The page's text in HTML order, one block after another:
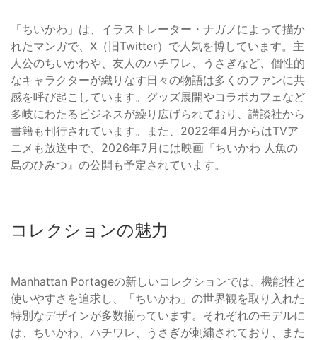
「ちいかわ」は、イラストレーター・ナガノによって描か
れたマンガで、X（旧Twitter）で人気を博しています。主
人公のちいかわや、友人のハチワレ、うさぎなど、個性的
なキャラクターが織りなす日々の物語は多くのファンに共
感を呼び起こしています。グッズ展開やコラボカフェなど
多岐にわたるビジネスが繰り広げられており、講談社から
書籍も刊行されています。また、2022年4月からはTVア
ニメも放送中で、2026年7月には映画『ちいかわ 人魚の
島のひみつ』の公開も予定されています。
コレクションの魅力
Manhattan Portageの新しいコレクションでは、機能性と
使いやすさを追求し、「ちいかわ」の世界観を取り入れた
特別なデザインが多数揃っています。それぞれのモデルに
は、ちいかわ、ハチワレ、うさぎが刺繍されており、また